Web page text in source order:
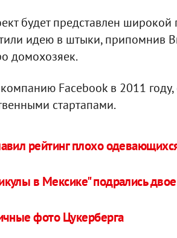
будет представлен широкой
идею в штыки, припомнив
домохозяек.
Facebook в 2011
стартапами.
рейтинг плохо
в Мексике" подрались
фото Цукерберга